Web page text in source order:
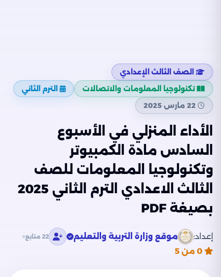
الصف الثالث الإعدادي
تكنولوجيا المعلومات والاتصالات
الترم الثاني
22 مارس 2025
الأداء المنزلي في الأسبوع
السادس مادة الكمبيوتر
وتكنولوجيا المعلومات للصف
الثالث الاعدادي الترم الثاني 2025
بصيغة PDF
إعداد: موقع وزارة التربية والتعليم 22 متابع
0 من 5